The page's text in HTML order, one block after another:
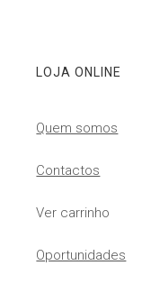
LOJA ONLINE
Quem somos
Contactos
Ver carrinho
Oportunidades